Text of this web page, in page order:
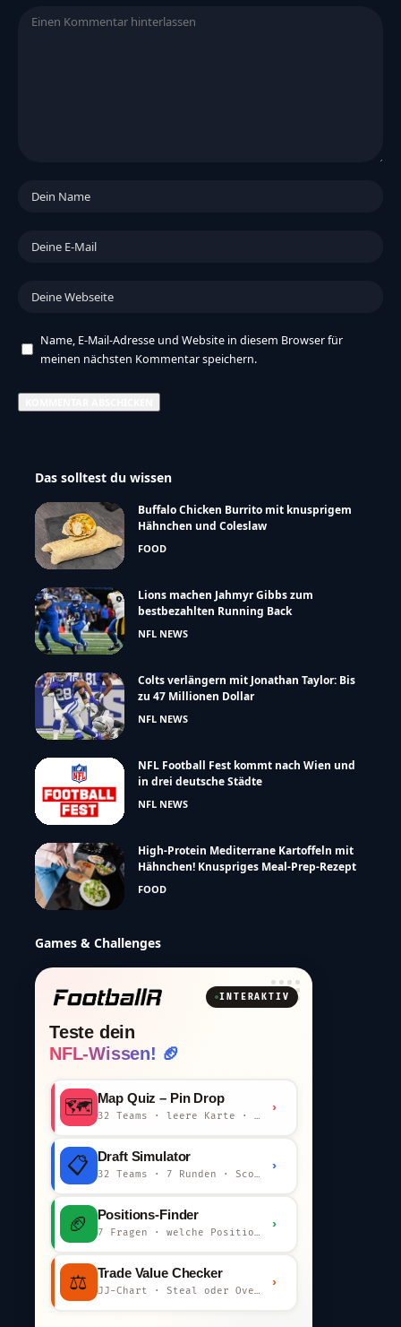
Name, E-Mail-Adresse und Website in diesem Browser für
meinen nächsten Kommentar speichern.
Das solltest du wissen
Buffalo Chicken Burrito mit knusprigem
Hähnchen und Coleslaw
FOOD
Lions machen Jahmyr Gibbs zum
bestbezahlten Running Back
NFL NEWS
Colts verlängern mit Jonathan Taylor: Bis
zu 47 Millionen Dollar
NFL NEWS
NFL Football Fest kommt nach Wien und
in drei deutsche Städte
NFL NEWS
High-Protein Mediterrane Kartoffeln mit
Hähnchen! Knuspriges Meal-Prep-Rezept
FOOD
Games & Challenges
INTERAKTIV
Teste dein
NFL-Wissen! 🏈
🗺️ Map Quiz – Pin Drop
32 Teams · leere Karte · km-Wertung
›
📋 Draft Simulator
32 Teams · 7 Runden · Scout-Kommentar
›
🏈 Positions-Finder
7 Fragen · welche Position bist du?
›
⚖️ Trade Value Checker
JJ-Chart · Steal oder Overpay?
›